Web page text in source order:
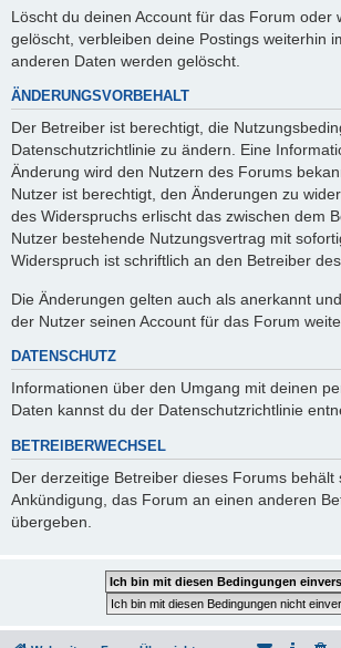
Löscht du deinen Account für das Forum oder
gelöscht, verbleiben deine Postings weiterhin
anderen Daten werden gelöscht.
ÄNDERUNGSVORBEHALT
Der Betreiber ist berechtigt, die
Datenschutzrichtlinie zu ändern. Eine
Änderung wird den Nutzern des Forums
Nutzer ist berechtigt, den Änderungen zu
des Widerspruchs erlischt das zwischen dem
Nutzer bestehende Nutzungsvertrag mit
Widerspruch ist schriftlich an den Betreiber
Die Änderungen gelten auch als anerkannt
der Nutzer seinen Account für das Forum
DATENSCHUTZ
Informationen über den Umgang mit deinen
Daten kannst du der Datenschutzrichtlinie
BETREIBERWECHSEL
Der derzeitige Betreiber dieses Forums behält
Ankündigung, das Forum an einen anderen
übergeben.